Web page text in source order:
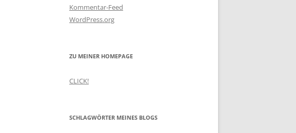
Kommentar-Feed
WordPress.org
ZU MEINER HOMEPAGE
CLICK!
SCHLAGWÖRTER MEINES BLOGS